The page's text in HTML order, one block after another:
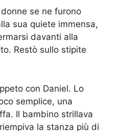
se ne furono
sua quiete immensa,
davanti alla
Restò sullo stipite
con Daniel. Lo
semplice, una
Il bambino strillava
la stanza più di